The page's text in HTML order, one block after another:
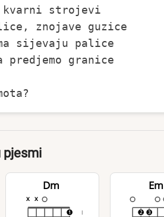
strojevi
znojave guzice
sijevaju palice
predjemo granice
pjesmi
Dm
x x
I
1
Em
2 3